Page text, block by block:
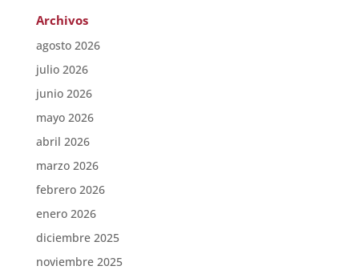
Archivos
agosto 2026
julio 2026
junio 2026
mayo 2026
abril 2026
marzo 2026
febrero 2026
enero 2026
diciembre 2025
noviembre 2025